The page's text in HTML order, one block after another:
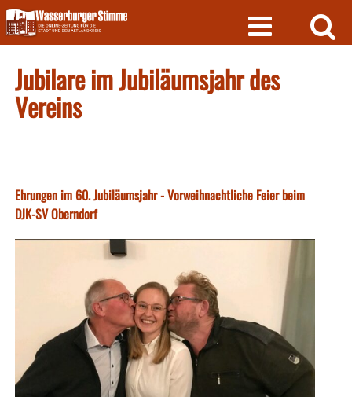
Skip
to
content
Jubilare im Jubiläumsjahr des
Vereins
Ehrungen im 60. Jubiläumsjahr - Vorweihnachtliche Feier beim
DJK-SV Oberndorf